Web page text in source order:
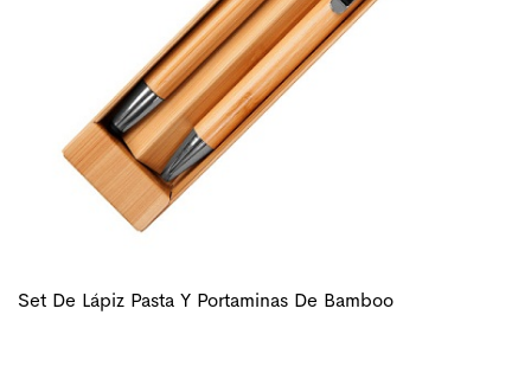
Set De Lápiz Pasta Y Portaminas De Bamboo